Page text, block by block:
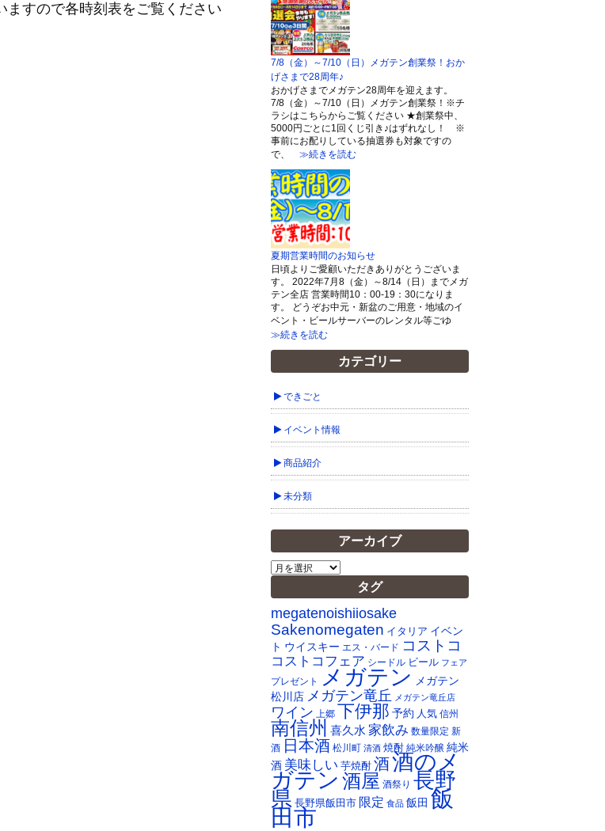
ますので各時刻表をご覧ください
7/8（金）～7/10（日）メガテン創業祭！おか
げさまで28周年♪
おかげさまでメガテン28周年を迎えます。
7/8（金）～7/10（日）メガテン創業祭！※チ
ラシはこちらからご覧ください ★創業祭中、
5000円ごとに1回くじ引き♪はずれなし！ ※
事前にお配りしている抽選券も対象ですの
で、
≫続きを読む
夏期営業時間のお知らせ
日頃よりご愛顧いただきありがとうございま
す。 2022年7月8（金）～8/14（日）までメガ
テン全店 営業時間10：00-19：30になりま
す。 どうぞお中元・新盆のご用意・地域のイ
ベント・ビールサーバーのレンタル等ごゆ
≫続きを読む
カテゴリー
できごと
イベント情報
商品紹介
未分類
アーカイブ
ア
ー
カ
イ
ブ
タグ
megatenoishiiosake
Sakenomegaten イタリア イベン
ト ウイスキー エス・バード コストコ
コストコフェア シードル ビール フェア
プレゼント メガテン
メガテン
松川店 メガテン竜丘 メガテン竜丘店
ワイン 上郷 下伊那 予約 人気 信州
南信州 喜久水 家飲み 数量限定 新
酒 日本酒 松川町 清酒 焼酎 純米吟醸 純米
酒 美味しい 芋焼酎 酒酒のメ
ガテン 酒屋 酒祭り 長野
県 長野県飯田市 限定 食品 飯田 飯
田市